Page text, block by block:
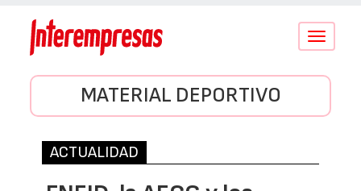
Conmutar
MATERIAL DEPORTIVO
ACTUALIDAD